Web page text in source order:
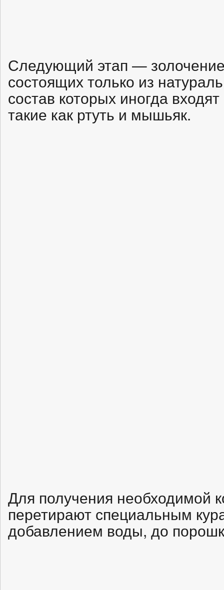
Следующий этап — золочение
состоящих только из
состав которых иногда
такие как ртуть и мышьяк.
Для получения необходимой
перетирают специальным
добавлением воды, до